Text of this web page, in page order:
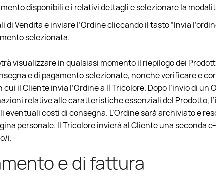
disponibili e i relativi dettagli e selezionare la
Vendita e inviare l’Ordine cliccando il tasto “Invia
selezionata.
visualizzare in qualsiasi momento il riepilogo dei
e di pagamento selezionate, nonché verificare e
il Cliente invia l’Ordine a Il Tricolore. Dopo l’invio di un
relative alle caratteristiche essenziali del Prodotto,
costi di consegna. L’Ordine sarà archiviato e
personale. Il Tricolore invierà al Cliente una seconda
i.
e di fattura